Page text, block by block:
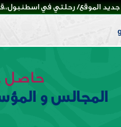
جديد الموقع/ رحلتي في
حاصل
المجالس و